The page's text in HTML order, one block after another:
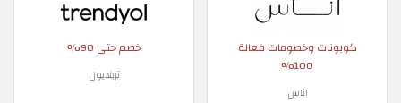
كوبونات وخصومات فعالة
100%
اناس
خصم حتى 90%
ترينديول